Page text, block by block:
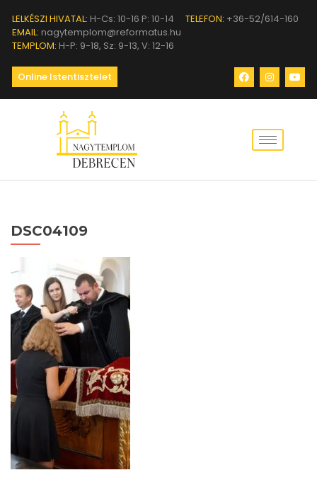
LELKÉSZI HIVATAL: H-Cs: 10-16 P: 10-14 TELEFON: +36-52/614-160
EMAIL: nagytemplom@reformatus.hu
TEMPLOM: H-P: 9-18, Sz: 9-13, V: 12-16
Online Istentisztelet
DSC04109